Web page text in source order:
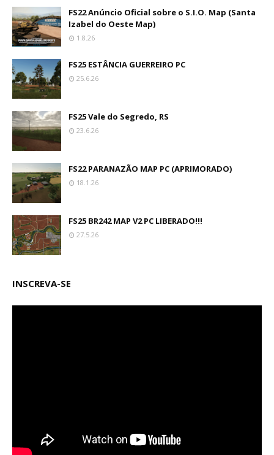
FS22 Anúncio Oficial sobre o S.I.O. Map (Santa
Izabel do Oeste Map)
1.8.26
FS25 ESTÂNCIA GUERREIRO PC
25.6.26
FS25 Vale do Segredo, RS
23.6.26
FS22 PARANAZÃO MAP PC (APRIMORADO)
18.1.26
FS25 BR242 MAP V2 PC LIBERADO!!!
27.5.26
INSCREVA-SE